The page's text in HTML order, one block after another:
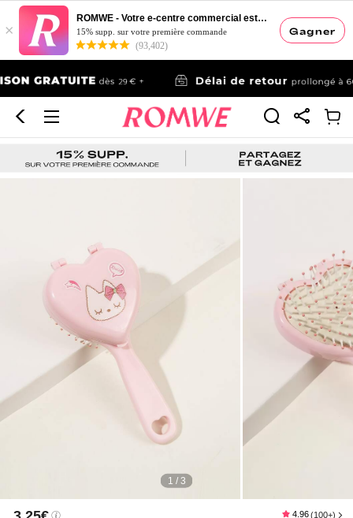
Gagner
×
ROMWE - Votre e-centre commercial esthétique
15% supp. sur votre première commande
(93,402)
1 / 3
4.96 (100+)